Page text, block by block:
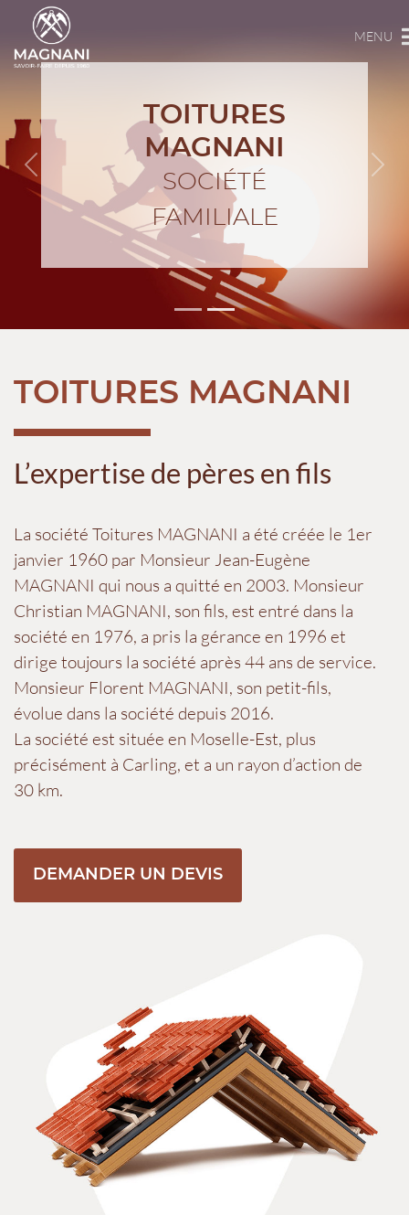
MENU
TOITURES
MAGNANI
SOCIÉTÉ
FAMILIALE
Précédent
TOITURES MAGNANI
L’expertise de pères en fils
La société Toitures MAGNANI a été créée le 1er
janvier 1960 par Monsieur Jean-Eugène
MAGNANI qui nous a quitté en 2003. Monsieur
Christian MAGNANI, son fils, est entré dans la
société en 1976, a pris la gérance en 1996 et
dirige toujours la société après 44 ans de service.
Monsieur Florent MAGNANI, son petit-fils,
évolue dans la société depuis 2016.
La société est située en Moselle-Est, plus
précisément à Carling, et a un rayon d’action de
30 km.
DEMANDER UN DEVIS